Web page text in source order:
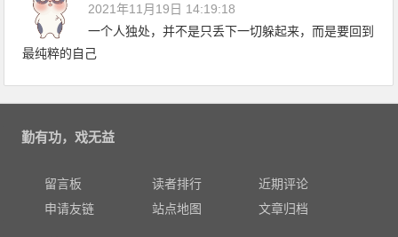
2021年11月19日 14:19:18
一个人独处，并不是只丢下一切躲起来，而是要回到
最纯粹的自己
勤有功，戏无益
留言板 读者排行
近期评论
申请友链
站点地图 文章归档